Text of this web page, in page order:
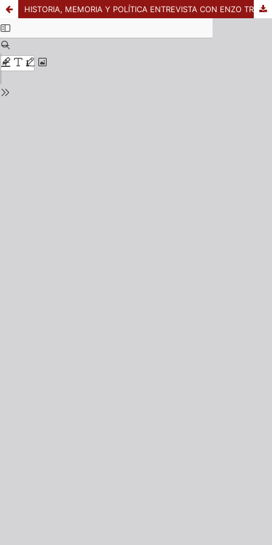
HISTORIA, MEMORIA Y POLÍTICA ENTREVISTA CON ENZO TRAVERSO